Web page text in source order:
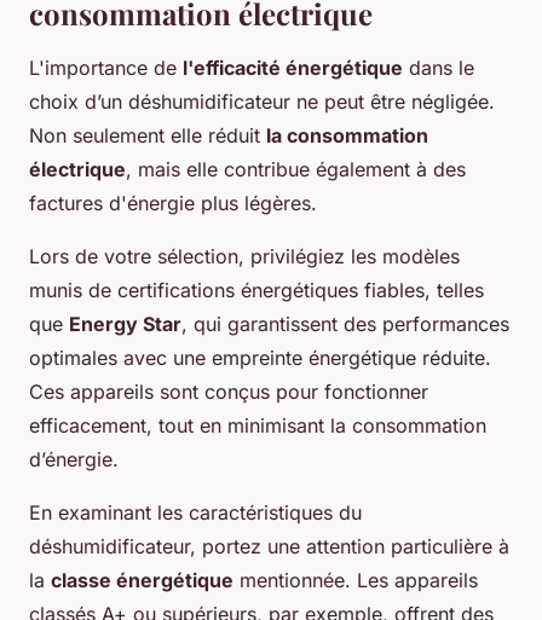
consommation électrique
L'importance de l'efficacité énergétique dans le
choix d’un déshumidificateur ne peut être négligée.
Non seulement elle réduit la consommation
électrique, mais elle contribue également à des
factures d'énergie plus légères.
Lors de votre sélection, privilégiez les modèles
munis de certifications énergétiques fiables, telles
que Energy Star, qui garantissent des performances
optimales avec une empreinte énergétique réduite.
Ces appareils sont conçus pour fonctionner
efficacement, tout en minimisant la consommation
d’énergie.
En examinant les caractéristiques du
déshumidificateur, portez une attention particulière à
la classe énergétique mentionnée. Les appareils
classés A+ ou supérieurs, par exemple, offrent des